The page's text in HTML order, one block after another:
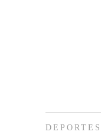
DEPORTES